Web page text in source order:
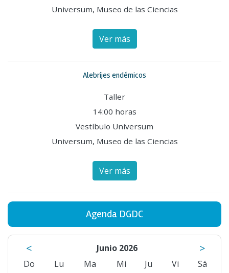
Universum, Museo de las Ciencias
Ver más
Alebrijes endémicos
Taller
14:00 horas
Vestíbulo Universum
Universum, Museo de las Ciencias
Ver más
Agenda DGDC
< Junio 2026 >
Do Lu Ma Mi Ju Vi
Sá